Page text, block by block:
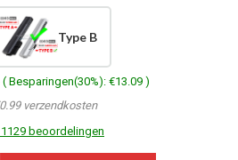
Type B
( Besparingen(30%): €13.09 )
verzendkosten
1129 beoordelingen